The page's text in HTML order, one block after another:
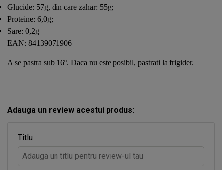
Glucide: 57g, din care zahar: 55g;
Proteine: 6,0g;
Sare: 0,2g
EAN: 84139071906
A se pastra sub 16º. Daca nu este posibil, pastrati la frigider.
Adauga un review acestui produs:
Titlu